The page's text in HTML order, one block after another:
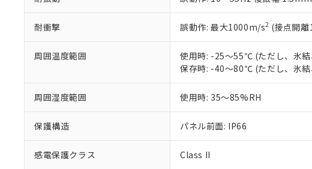
耐衝撃 誤動作: 最大1000m/s2 (接点開
周囲温度範囲
使用時: -25～55℃ (ただし、氷
保存時: -40～80℃ (ただし、氷
周囲湿度範囲 使用時: 35～85%RH
保護構造 パネル前面: IP66
感電保護クラス Class II
既に当社にて対応品への在